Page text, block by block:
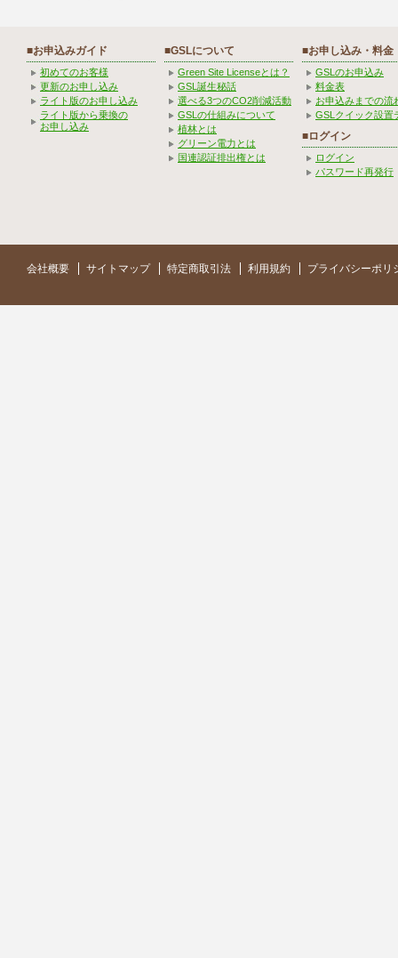
■お申込みガイド
初めてのお客様
更新のお申し込み
ライト版のお申し込み
ライト版から乗換の
お申し込み
■GSLについて
Green Site Licenseとは？
GSL誕生秘話
選べる3つのCO2削減活動
GSLの仕組みについて
植林とは
グリーン電力とは
国連認証排出権とは
■お申し込み・料金
GSLのお申込み
料金表
お申込みまでの流
GSLクイック設置
■ログイン
ログイン
パスワード再発行
会社概要 サイトマップ 特定商取引法 利用規約 プライバシーポリ